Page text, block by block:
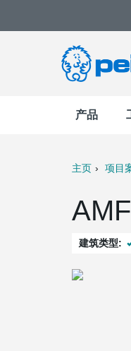
产品
主页 项目
建筑类型: